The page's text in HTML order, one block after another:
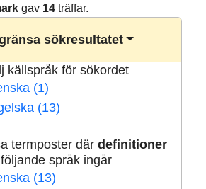
gav 14träffar.
sökresultatet
källspråk för sökordet
(1)
(13)
termposter där definitioner
språk ingår
(13)